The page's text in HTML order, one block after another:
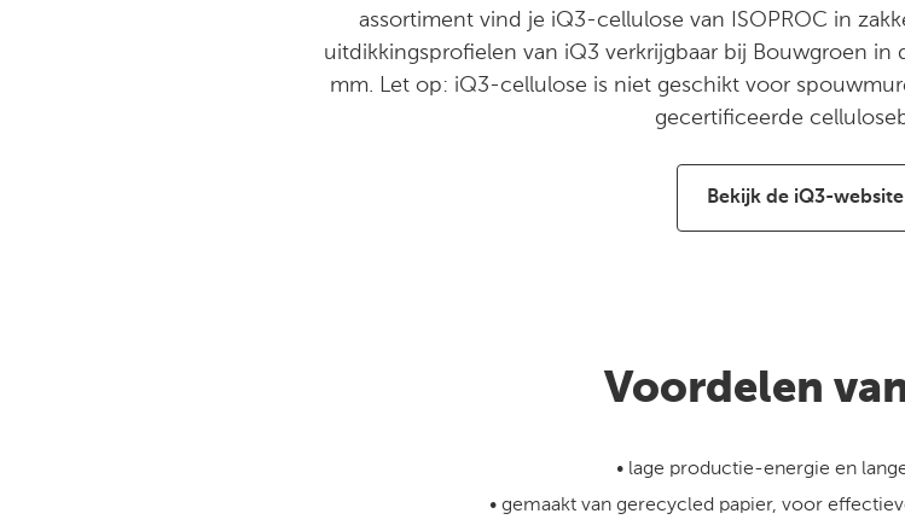
assortiment vind je iQ3-cellulose van ISOPROC in
uitdikkingsprofielen van iQ3 verkrijgbaar bij Bouwgroen in
mm. Let op: iQ3-cellulose is niet geschikt voor
gecertificeerde
Bekijk de iQ3-website
Voordelen van
• lage productie-energie en
• gemaakt van gerecycled papier, voor